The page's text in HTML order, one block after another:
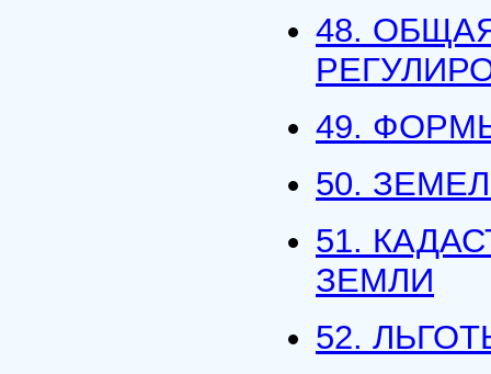
48.
49.
50.
51.
ЗЕМЛИ
52.